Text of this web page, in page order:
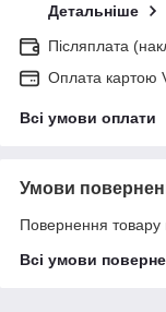
Детальніше
Післяплата
Оплата картою
Всі умови оплати
Умови
Повернення товару
Всі умови